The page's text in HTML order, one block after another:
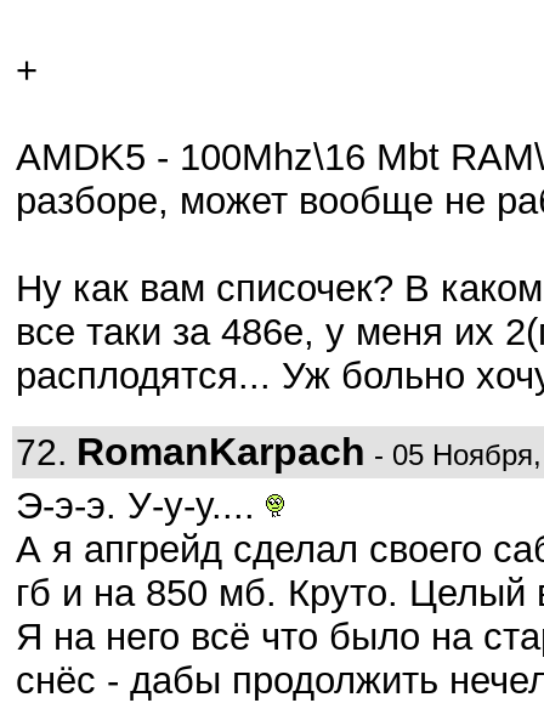
+
AMDK5 - 100Mhz\16 Mbt
разборе, может вообще не
Ну как вам списочек? В
все таки за 486е, у меня их
расплодятся... Уж больно
72. RomanKarpach - 05
Э-э-э. У-у-у....
А я апгрейд сделал своего
гб и на 850 мб. Круто.
Я на него всё что было на
снёс - дабы продолжить